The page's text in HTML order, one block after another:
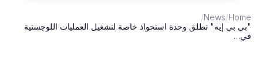
Home
/
News
/
"بي بي إيه" تطلق وحدة استحواذ خاصة لتشغيل العمليات اللوجستية
في…